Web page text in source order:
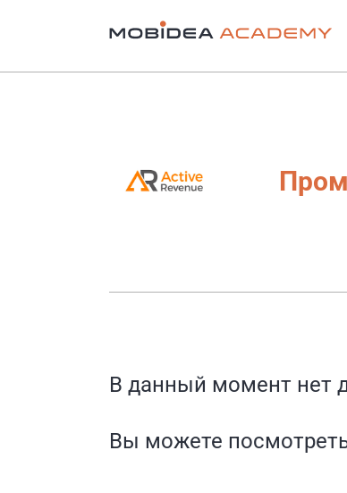
В данный момент нет
Вы можете